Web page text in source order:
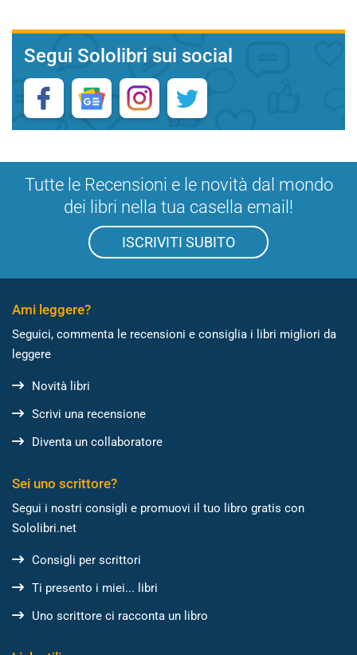
Segui Sololibri sui social
Tutte le Recensioni e le novità dal mondo
dei libri nella tua casella email!
ISCRIVITI SUBITO
Ami leggere?
Seguici, commenta le recensioni e consiglia i libri migliori da
leggere
Novità libri
Scrivi una recensione
Diventa un collaboratore
Sei uno scrittore?
Segui i nostri consigli e promuovi il tuo libro gratis con
Sololibri.net
Consigli per scrittori
Ti presento i miei... libri
Uno scrittore ci racconta un libro